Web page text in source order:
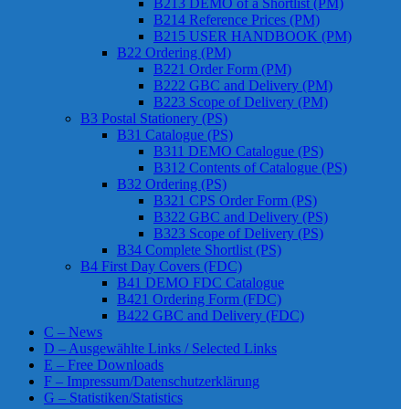
B213 DEMO of a Shortlist (PM)
B214 Reference Prices (PM)
B215 USER HANDBOOK (PM)
B22 Ordering (PM)
B221 Order Form (PM)
B222 GBC and Delivery (PM)
B223 Scope of Delivery (PM)
B3 Postal Stationery (PS)
B31 Catalogue (PS)
B311 DEMO Catalogue (PS)
B312 Contents of Catalogue (PS)
B32 Ordering (PS)
B321 CPS Order Form (PS)
B322 GBC and Delivery (PS)
B323 Scope of Delivery (PS)
B34 Complete Shortlist (PS)
B4 First Day Covers (FDC)
B41 DEMO FDC Catalogue
B421 Ordering Form (FDC)
B422 GBC and Delivery (FDC)
C – News
D – Ausgewählte Links / Selected Links
E – Free Downloads
F – Impressum/Datenschutzerklärung
G – Statistiken/Statistics